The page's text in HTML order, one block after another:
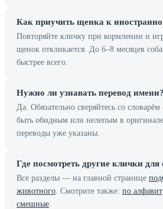
Как приучить щенка к
Повторяйте кличку при кормлении и
щенок откликается. До 6–8 месяцев
быстрее всего.
Нужно ли узнавать перевод имени?
Да. Обязательно сверяйтесь со
быть обидным или нелепым в
переводы уже указаны.
Где посмотреть другие клички для
Все разделы — на главной странице
животного . Смотрите также: по
смешные